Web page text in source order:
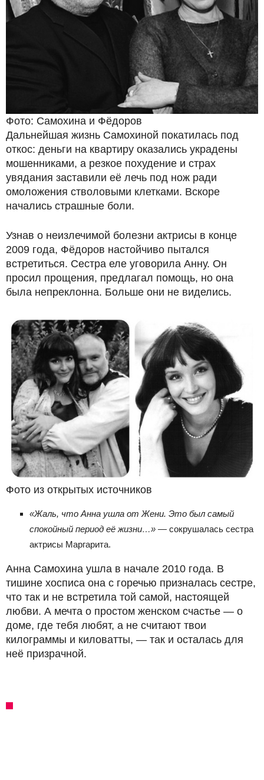
Фото: Самохина и Фёдоров
Дальнейшая жизнь Самохиной покатилась под
откос: деньги на квартиру оказались украдены
мошенниками, а резкое похудение и страх
увядания заставили её лечь под нож ради
омоложения стволовыми клетками. Вскоре
начались страшные боли.
Узнав о неизлечимой болезни актрисы в конце
2009 года, Фёдоров настойчиво пытался
встретиться. Сестра еле уговорила Анну. Он
просил прощения, предлагал помощь, но она
была непреклонна. Больше они не виделись.
Фото из открытых источников
«Жаль, что Анна ушла от Жени. Это был самый
спокойный период её жизни…» — сокрушалась сестра
актрисы Маргарита.
Анна Самохина ушла в начале 2010 года. В
тишине хосписа она с горечью призналась сестре,
что так и не встретила той самой, настоящей
любви. А мечта о простом женском счастье — о
доме, где тебя любят, а не считают твои
килограммы и киловатты, — так и осталась для
неё призрачной.